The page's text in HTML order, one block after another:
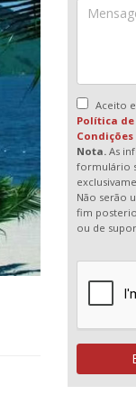
Aceito
Política
Condições
Nota. As
formulário
Não serão
fim
ou de